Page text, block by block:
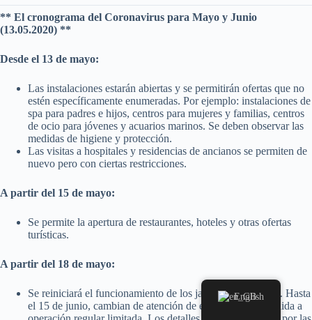
** El cronograma del Coronavirus para Mayo y Junio
(13.05.2020) **
Desde el 13 de mayo:
Las instalaciones estarán abiertas y se permitirán ofertas que no
estén específicamente enumeradas. Por ejemplo: instalaciones de
spa para padres e hijos, centros para mujeres y familias, centros
de ocio para jóvenes y acuarios marinos. Se deben observar las
medidas de higiene y protección.
Las visitas a hospitales y residencias de ancianos se permiten de
nuevo pero con ciertas restricciones.
A partir del 15 de mayo:
Se permite la apertura de restaurantes, hoteles y otras ofertas
turísticas.
A partir del 18 de mayo:
Se reiniciará el funcionamiento de los jardines de infancia. Hasta
el 15 de junio, cambian de atención de emergencia extendida a
English